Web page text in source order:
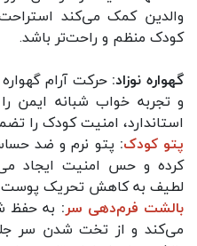
والدین کمک می‌کند
کودک منظم و راحت‌تر باشد.
گهواره نوزاد: حرکت آرام
و تجربه خواب شبانه ایمن
استاندارد، امنیت کودک را
پتو کودک: پتو نرم و ضد
کرده و حس امنیت ایجاد
لطیف به کاهش تحریک
بالشت فرم‌دهی سر: به حفظ
می‌کند و از تخت شدن سر